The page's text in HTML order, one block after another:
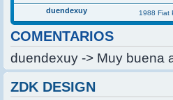
duendexuy 1988 Fiat
COMENTARIOS
duendexuy -> Muy buena
ZDK DESIGN